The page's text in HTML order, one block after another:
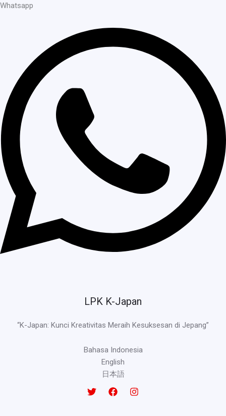
Whatsapp
LPK K-Japan
“K-Japan: Kunci Kreativitas Meraih Kesuksesan di Jepang”
Bahasa Indonesia
English
日本語